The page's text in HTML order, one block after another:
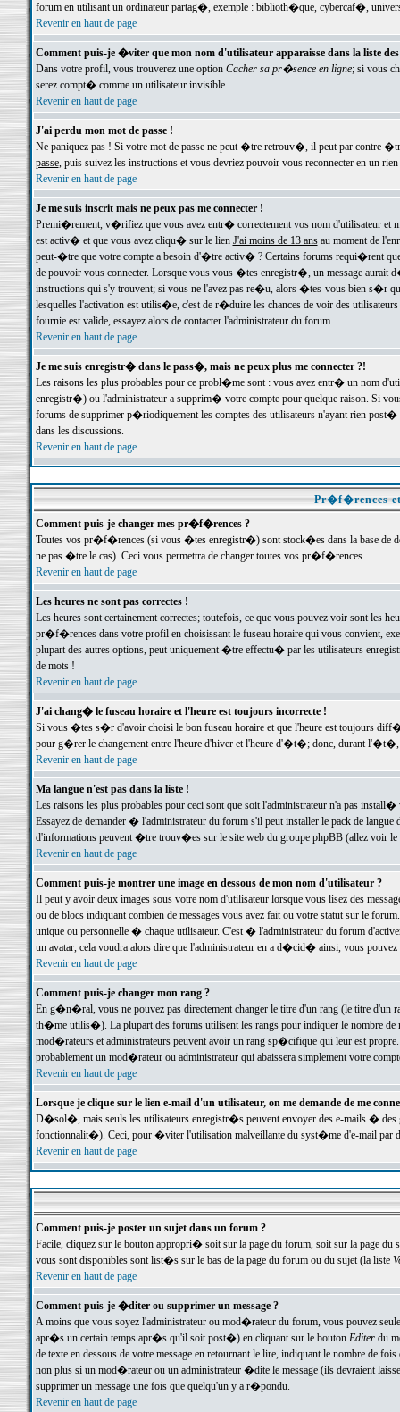
forum en utilisant un ordinateur partag�, exemple : biblioth�que, cybercaf�,
Revenir en haut de page
Comment puis-je �viter que mon nom d'utilisateur apparaisse dans la liste
Dans votre profil, vous trouverez une option Cacher sa pr�sence en ligne; si vous
serez compt� comme un utilisateur invisible.
Revenir en haut de page
J'ai perdu mon mot de passe !
Ne paniquez pas ! Si votre mot de passe ne peut �tre retrouv�, il peut par contre
passe, puis suivez les instructions et vous devriez pouvoir vous reconnecter en un rien
Revenir en haut de page
Je me suis inscrit mais ne peux pas me connecter !
Premi�rement, v�rifiez que vous avez entr� correctement vos nom d'utilisateur
est activ� et que vous avez cliqu� sur le lien J'ai moins de 13 ansau moment de
peut-�tre que votre compte a besoin d'�tre activ� ? Certains forums requi�rent
de pouvoir vous connecter. Lorsque vous vous �tes enregistr�, un message aurait
instructions qui s'y trouvent; si vous ne l'avez pas re�u, alors �tes-vous bien s�r
lesquelles l'activation est utilis�e, c'est de r�duire les chances de voir des
fournie est valide, essayez alors de contacter l'administrateur du forum.
Revenir en haut de page
Je me suis enregistr� dans le pass�, mais ne peux plus me connecter ?!
Les raisons les plus probables pour ce probl�me sont : vous avez entr� un nom
enregistr�) ou l'administrateur a supprim� votre compte pour quelque raison. Si
forums de supprimer p�riodiquement les comptes des utilisateurs n'ayant rien
dans les discussions.
Revenir en haut de page
Pr�f�rences
Comment puis-je changer mes pr�f�rences ?
Toutes vos pr�f�rences (si vous �tes enregistr�) sont stock�es dans la base de
ne pas �tre le cas). Ceci vous permettra de changer toutes vos pr�f�rences.
Revenir en haut de page
Les heures ne sont pas correctes !
Les heures sont certainement correctes; toutefois, ce que vous pouvez voir sont
pr�f�rences dans votre profil en choisissant le fuseau horaire qui vous convient,
plupart des autres options, peut uniquement �tre effectu� par les utilisateurs
de mots !
Revenir en haut de page
J'ai chang� le fuseau horaire et l'heure est toujours incorrecte !
Si vous �tes s�r d'avoir choisi le bon fuseau horaire et que l'heure est toujours
pour g�rer le changement entre l'heure d'hiver et l'heure d'�t�; donc, durant
Revenir en haut de page
Ma langue n'est pas dans la liste !
Les raisons les plus probables pour ceci sont que soit l'administrateur n'a pas
Essayez de demander � l'administrateur du forum s'il peut installer le pack de
d'informations peuvent �tre trouv�es sur le site web du groupe phpBB (allez voir le
Revenir en haut de page
Comment puis-je montrer une image en dessous de mon nom d'utilisateur ?
Il peut y avoir deux images sous votre nom d'utilisateur lorsque vous lisez des
ou de blocs indiquant combien de messages vous avez fait ou votre statut sur le
unique ou personnelle � chaque utilisateur. C'est � l'administrateur du forum
un avatar, cela voudra alors dire que l'administrateur en a d�cid� ainsi, vous
Revenir en haut de page
Comment puis-je changer mon rang ?
En g�n�ral, vous ne pouvez pas directement changer le titre d'un rang (le titre d'un
th�me utilis�). La plupart des forums utilisent les rangs pour indiquer le nombre de
mod�rateurs et administrateurs peuvent avoir un rang sp�cifique qui leur est
probablement un mod�rateur ou administrateur qui abaissera simplement votre
Revenir en haut de page
Lorsque je clique sur le lien e-mail d'un utilisateur, on me demande de me
D�sol�, mais seuls les utilisateurs enregistr�s peuvent envoyer des e-mails �
fonctionnalit�). Ceci, pour �viter l'utilisation malveillante du syst�me d'e-mail par
Revenir en haut de page
Comment puis-je poster un sujet dans un forum ?
Facile, cliquez sur le bouton appropri� soit sur la page du forum, soit sur la page du
vous sont disponibles sont list�s sur le bas de la page du forum ou du sujet (la liste
Revenir en haut de page
Comment puis-je �diter ou supprimer un message ?
A moins que vous soyez l'administrateur ou mod�rateur du forum, vous pouvez
apr�s un certain temps apr�s qu'il soit post�) en cliquant sur le bouton Editerdu
de texte en dessous de votre message en retournant le lire, indiquant le nombre
non plus si un mod�rateur ou un administrateur �dite le message (ils devraient
supprimer un message une fois que quelqu'un y a r�pondu.
Revenir en haut de page